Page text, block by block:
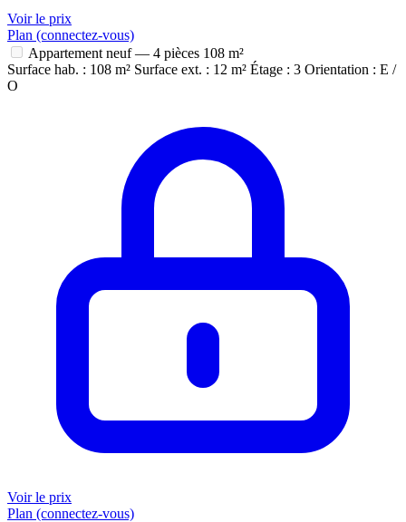
Voir le prix
Plan (connectez-vous)
Appartement neuf — 4 pièces 108 m²
Surface hab. : 108 m² Surface ext. : 12 m² Étage : 3 Orientation : E /
O
Voir le prix
Plan (connectez-vous)